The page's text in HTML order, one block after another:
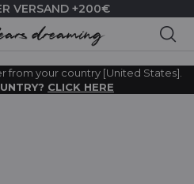
VERSAND +200€
from your country [United States].
CLICK HERE